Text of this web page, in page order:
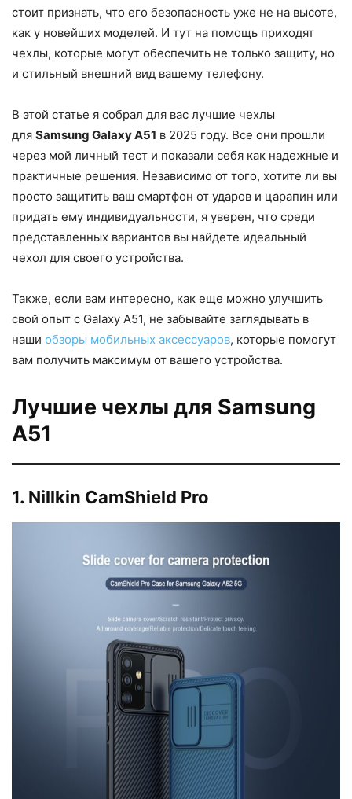
стоит признать, что его безопасность уже не на высоте,
как у новейших моделей. И тут на помощь приходят
чехлы, которые могут обеспечить не только защиту, но
и стильный внешний вид вашему телефону.
В этой статье я собрал для вас лучшие чехлы
для Samsung Galaxy A51 в 2025 году. Все они прошли
через мой личный тест и показали себя как надежные и
практичные решения. Независимо от того, хотите ли вы
просто защитить ваш смартфон от ударов и царапин или
придать ему индивидуальности, я уверен, что среди
представленных вариантов вы найдете идеальный
чехол для своего устройства.
Также, если вам интересно, как еще можно улучшить
свой опыт с Galaxy A51, не забывайте заглядывать в
наши обзоры мобильных аксессуаров, которые помогут
вам получить максимум от вашего устройства.
Лучшие чехлы для Samsung
A51
1. Nillkin CamShield Pro